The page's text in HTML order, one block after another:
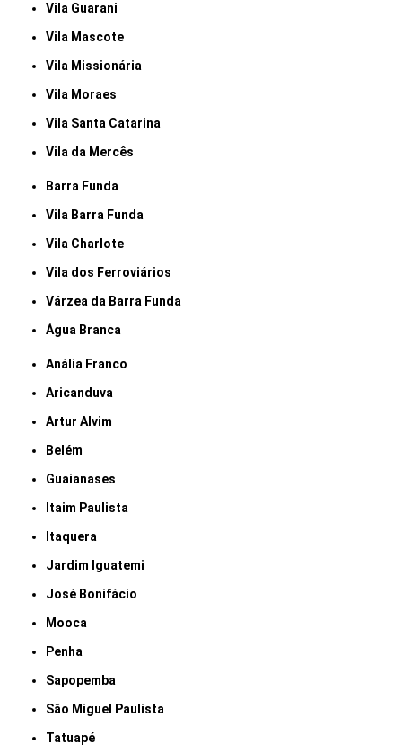
Vila Guarani
Vila Mascote
Vila Missionária
Vila Moraes
Vila Santa Catarina
Vila da Mercês
Barra Funda
Vila Barra Funda
Vila Charlote
Vila dos Ferroviários
Várzea da Barra Funda
Água Branca
Anália Franco
Aricanduva
Artur Alvim
Belém
Guaianases
Itaim Paulista
Itaquera
Jardim Iguatemi
José Bonifácio
Mooca
Penha
Sapopemba
São Miguel Paulista
Tatuapé